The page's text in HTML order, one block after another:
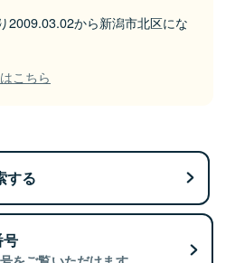
2009.03.02から新潟市北区にな
こちら
する